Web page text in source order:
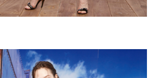
有限公司提供之「AFTEE先享後付」服務完成之交
先徵得法定代理人或監護人之同意方可使用
未經同意申辦者引起之損失，本公司不負相關責